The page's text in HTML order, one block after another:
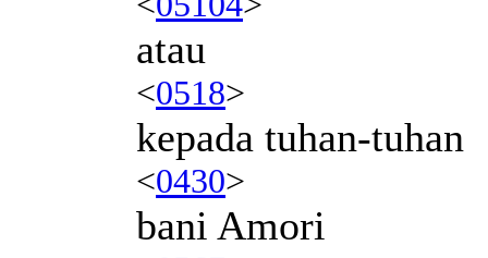
atau
<0518>
kepada tuhan-tuhan
<0430>
bani Amori